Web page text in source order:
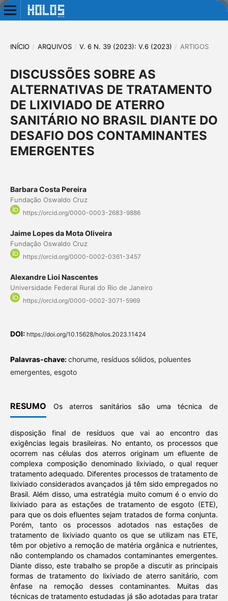
INÍCIO / ARQUIVOS / V. 6 N. 39 (2023): V.6 (2023) / ARTIGOS
DISCUSSÕES SOBRE AS
ALTERNATIVAS DE TRATAMENTO
DE LIXIVIADO DE ATERRO
SANITÁRIO NO BRASIL DIANTE DO
DESAFIO DOS CONTAMINANTES
EMERGENTES
Barbara Costa Pereira
Fundação Oswaldo Cruz
https://orcid.org/0000-0003-2683-9886
Jaime Lopes da Mota Oliveira
Fundação Oswaldo Cruz
https://orcid.org/0000-0002-0361-3457
Alexandre Lioi Nascentes
Universidade Federal Rural do Rio de Janeiro
https://orcid.org/0000-0002-3071-5969
DOI: https://doi.org/10.15628/holos.2023.11424
Palavras-chave:chorume, resíduos sólidos, poluentes
emergentes, esgoto
RESUMO Os aterros sanitários são uma técnica de
disposição final de resíduos que vai ao encontro das
exigências legais brasileiras. No entanto, os processos que
ocorrem nas células dos aterros originam um efluente de
complexa composição denominado lixiviado, o qual requer
tratamento adequado. Diferentes processos de tratamento de
lixiviado considerados avançados já têm sido empregados no
Brasil. Além disso, uma estratégia muito comum é o envio do
lixiviado para as estações de tratamento de esgoto (ETE),
para que os dois efluentes sejam tratados de forma conjunta.
Porém, tanto os processos adotados nas estações de
tratamento de lixiviado quanto os que se utilizam nas ETE,
têm por objetivo a remoção de matéria orgânica e nutrientes,
não contemplando os chamados contaminantes emergentes.
Diante disso, este trabalho se propõe a discutir as principais
formas de tratamento do lixiviado de aterro sanitário, com
ênfase na remoção desses contaminantes. Muitas das
técnicas de tratamento estudadas já são adotadas para tratar